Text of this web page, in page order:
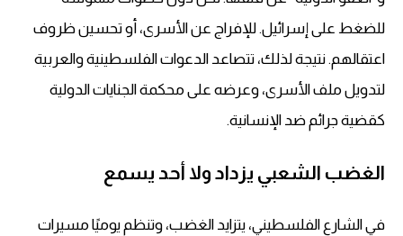
للضغط على إسرائيل. للإفراج عن الأسرى، أو تحسين ظروف
اعتقالهم. نتيجة لذلك، تتصاعد الدعوات الفلسطينية والعربية
لتدويل ملف الأسرى، وعرضه على محكمة الجنايات الدولية
كقضية جرائم ضد الإنسانية.
الغضب الشعبي يزداد ولا أحد يسمع
في الشارع الفلسطيني، يتزايد الغضب، وتنظم يوميًا مسيرات